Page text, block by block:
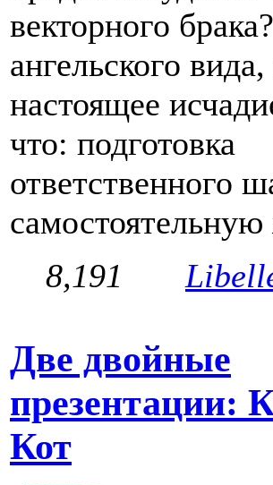
векторного
ангельского
настоящее
что: подготовка
ответственного
8,191
Две двойные
презентации:
Кот